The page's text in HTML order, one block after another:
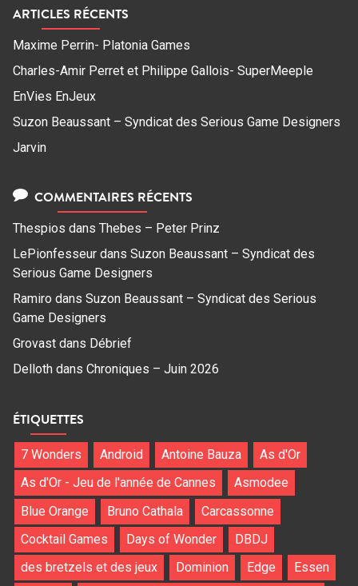
ARTICLES RÉCENTS
Maxime Perrin- Platonia Games
Charles-Amir Perret et Philippe Gallois- SuperMeeple
EnVies EnJeux
Suzon Beaussant – Syndicat des Serious Game Designers
Jarvin
COMMENTAIRES RÉCENTS
Thespios dans Thebes – Peter Prinz
LePionfesseur dans Suzon Beaussant – Syndicat des
Serious Game Designers
Ramiro dans Suzon Beaussant – Syndicat des Serious
Game Designers
Grovast dans Débrief
Delloth dans Chroniques – Juin 2026
ÉTIQUETTES
7 Wonders Android Antoine Bauza
As d'Or
As d'Or - Jeu de l'année de Cannes
Asmodee
Blue Orange
Bruno Cathala
Carcassonne
Cocktail Games
Days of Wonder
DBDJ
des bretzels et des jeux
Dominion Edge Essen